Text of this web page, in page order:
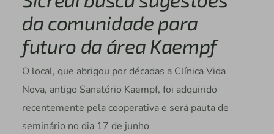
da comunidade para
futuro da área Kaempf
O local, que abrigou por décadas a Clínica Vida
Nova, antigo Sanatório Kaempf, foi adquirido
recentemente pela cooperativa e será pauta de
seminário no dia 17 de junho